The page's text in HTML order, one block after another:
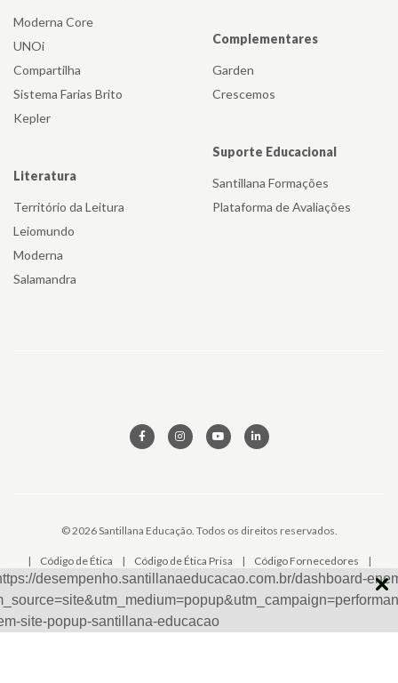
Moderna Core
UNOi
Compartilha
Sistema Farias Brito
Kepler
Literatura
Território da Leitura
Leiomundo
Moderna
Salamandra
Complementares
Garden
Crescemos
Suporte Educacional
Santillana Formações
Plataforma de Avaliações
© 2026 Santillana Educação. Todos os direitos reservados.
| Código de Ética | Código de Ética Prisa | Código Fornecedores
|
Aviso Privacidade
| Solicitação de Dados Canal de Ética | SAC